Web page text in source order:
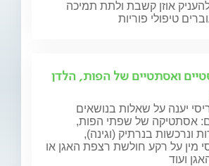
אוזן קשבת ולתת תמיכה
טיפולי פוריות
ואסתטיים של הפות, הלדן
יענה על שאלות בנושאים
אסתטיקה של שפתי הפות,
ונרכשות בנרתיק (וגינה),
מין על רקע חולשת רצפת האגן או
ועוד